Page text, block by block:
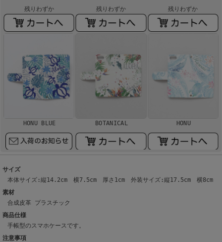
残りわずか
残りわずか
残りわずか
HONU BLUE BOTANICAL HONU
サイズ
本体サイズ:縦14.2cm 横7.5cm 厚さ1cm 外装サイズ:縦17.5cm 横8cm
素材
合成皮革 プラスチック
商品仕様
手帳型のスマホケースです。
注意事項